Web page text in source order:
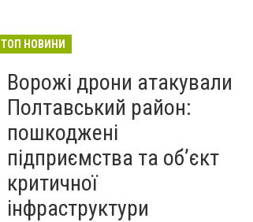
ТОП НОВИНИ
Ворожі дрони атакували
Полтавський район:
пошкоджені
підприємства та об’єкт
критичної
інфраструктури